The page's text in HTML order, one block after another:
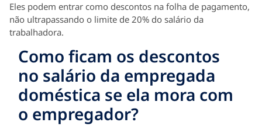
Eles podem entrar como descontos na folha de pagamento,
não ultrapassando o limite de 20% do salário da
trabalhadora.
Como ficam os descontos
no salário da empregada
doméstica se ela mora com
o empregador?